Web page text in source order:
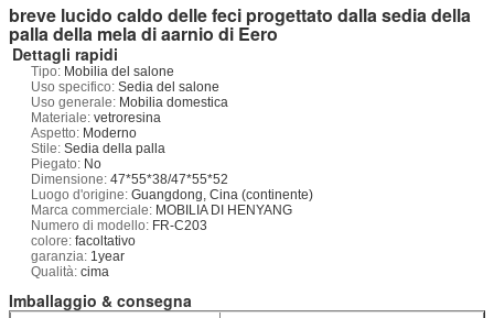
breve lucido caldo delle feci progettato dalla sedia della
palla della mela di aarnio di Eero
Dettagli rapidi
Tipo: Mobilia del salone
Uso specifico: Sedia del salone
Uso generale: Mobilia domestica
Materiale: vetroresina
Aspetto: Moderno
Stile: Sedia della palla
Piegato: No
Dimensione: 47*55*38/47*55*52
Luogo d'origine: Guangdong, Cina (continente)
Marca commerciale: MOBILIA DI HENYANG
Numero di modello: FR-C203
colore: facoltativo
garanzia: 1year
Qualità: cima
Imballaggio & consegna